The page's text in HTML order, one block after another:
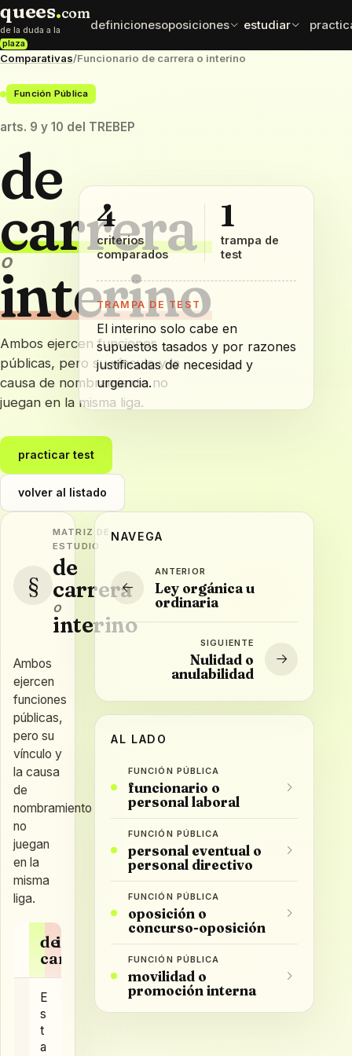
quees.com
de la duda a la
plaza
definicionesoposiciones estudiar
Comparativas/Funcionario de carrera o interino
Función Pública
arts. 9 y 10 del TREBEP
de
carrera
o
interino
Ambos ejercen funciones
públicas, pero su vínculo y la
causa de nombramiento no
juegan en la misma liga.
practicar test
volver al listado
4
criterios
comparados
1
trampa de
test
TRAMPA DE TEST
El interino solo cabe en
supuestos tasados y por razones
justificadas de necesidad y
urgencia.
§
MATRIZ DE
ESTUDIO
de
carrera
o
interino
Ambos
ejercen
funciones
públicas,
pero su
vínculo y
la causa
de
nombramiento
no
juegan
en la
misma
liga.
de
carrera
interino
E
s
t
a
NAVEGA
ANTERIOR
Ley orgánica u
ordinaria
SIGUIENTE
Nulidad o
anulabilidad
AL LADO
FUNCIÓN PÚBLICA
funcionario o
personal laboral
FUNCIÓN PÚBLICA
personal eventual o
personal directivo
FUNCIÓN PÚBLICA
oposición o
concurso-oposición
FUNCIÓN PÚBLICA
movilidad o
promoción interna